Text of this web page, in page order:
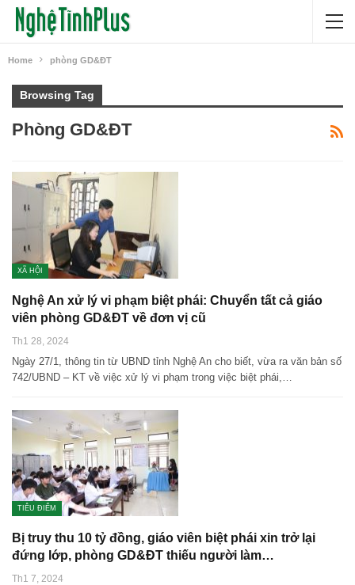
Home phòng GD&ĐT
Browsing Tag
Phòng GD&ĐT
XÃ HỘI
Nghệ An xử lý vi phạm biệt phái: Chuyển tất cả giáo
viên phòng GD&ĐT về đơn vị cũ
Th1 28, 2024
Ngày 27/1, thông tin từ UBND tỉnh Nghệ An cho biết, vừa ra văn bản số
742/UBND – KT về việc xử lý vi phạm trong việc biệt phái,…
TIÊU ĐIỂM
Bị truy thu 10 tỷ đồng, giáo viên biệt phái xin trở lại
đứng lớp, phòng GD&ĐT thiếu người làm…
Th1 7, 2024